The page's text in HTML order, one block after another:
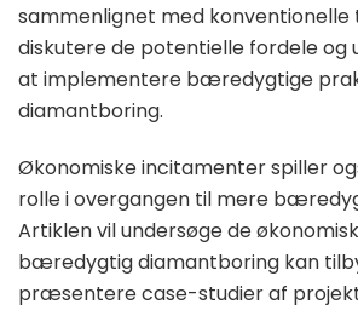
sammenlignet med konventionelle
diskutere de potentielle fordele og
at implementere bæredygtige
diamantboring.
Økonomiske incitamenter spiller
rolle i overgangen til mere
Artiklen vil undersøge de
bæredygtig diamantboring kan
præsentere case-studier af